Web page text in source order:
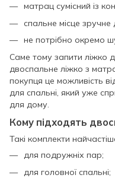
матрац сумісний із
спальне місце зручне
не потрібно окремо
Саме тому запити ліжко
двоспальне ліжко з
покупця це можливість
для спальні, який уже
для дому.
Кому підходять
Такі комплекти
для подружніх пар;
для головної спальні;